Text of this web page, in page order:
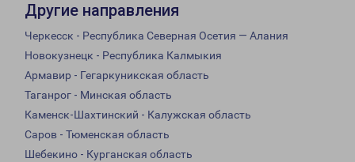
Другие направления
Черкесск - Республика Северная Осетия — Алания
Новокузнецк - Республика Калмыкия
Армавир - Гегаркуникская область
Таганрог - Минская область
Каменск-Шахтинский - Калужская область
Саров - Тюменская область
Шебекино - Курганская область